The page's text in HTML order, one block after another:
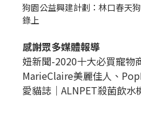
狗園公益興建計劃：林口春天
錄上
感謝眾多媒體報導
妞新聞-2020十大必買寵物
MarieClaire美麗佳人、
愛貓誌｜ALNPET殺菌飲水